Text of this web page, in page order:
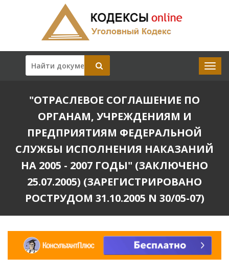
"ОТРАСЛЕВОЕ СОГЛАШЕНИЕ ПО
ОРГАНАМ, УЧРЕЖДЕНИЯМ И
ПРЕДПРИЯТИЯМ ФЕДЕРАЛЬНОЙ
СЛУЖБЫ ИСПОЛНЕНИЯ НАКАЗАНИЙ
НА 2005 - 2007 ГОДЫ" (ЗАКЛЮЧЕНО
25.07.2005) (ЗАРЕГИСТРИРОВАНО
РОСТРУДОМ 31.10.2005 N 30/05-07)